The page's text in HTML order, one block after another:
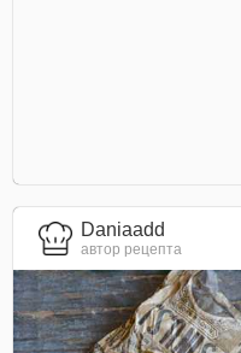
Daniaadd
автор рецепта